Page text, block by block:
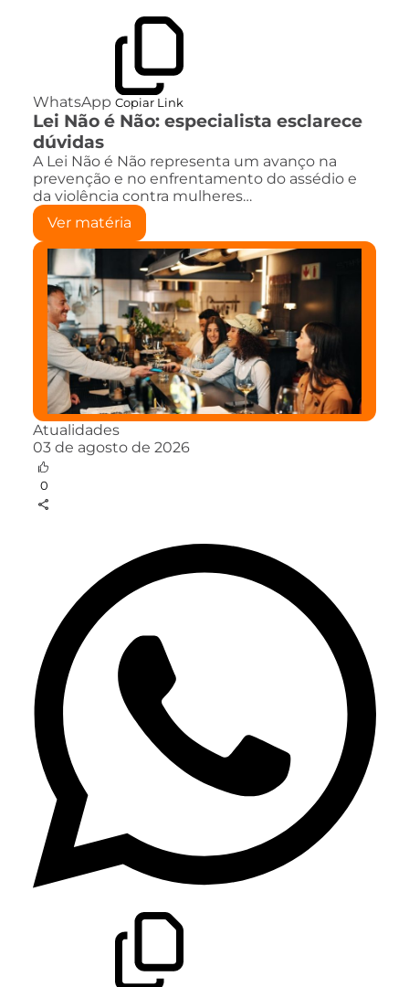
WhatsApp Copiar Link
Lei Não é Não: especialista esclarece
dúvidas
A Lei Não é Não representa um avanço na
prevenção e no enfrentamento do assédio e
da violência contra mulheres…
Ver matéria
Atualidades
03 de agosto de 2026
0